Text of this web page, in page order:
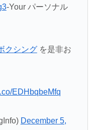
-Your パーソナル
クシングを是非お
EDHbqbeMfq
December 5,